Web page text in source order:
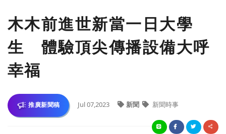
木木前進世新當一日大學
生 體驗頂尖傳播設備大呼
幸福
推廣新聞稿 Jul 07,2023 新聞 新聞時事